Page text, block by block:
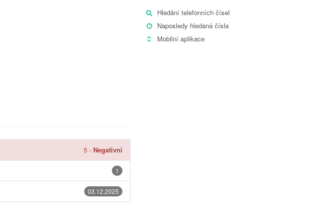
5- Negativní
1
03.12.2025
Hledání telefonních čísel
Naposledy hledaná čísla
Mobilní aplikace